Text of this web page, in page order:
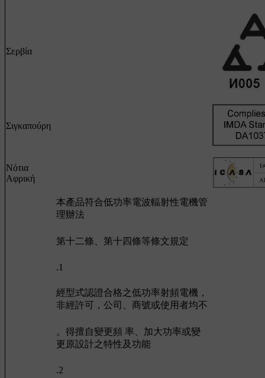
Σερβία
Σιγκαπούρη
Νότια
Αφρική
本產品符合低功率電波輻射性電機管
理辦法
第十二條、第十四條等條文規定
.1
經型式認證合格之低功率射頻電機，
非經許可，公司、商號或使用者均不
。得擅自變更頻 率、加大功率或變
更原設計之特性及功能
.2